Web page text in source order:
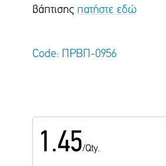
βάπτισης πατήστε εδώ
Code: ΠΡΒΠ-0956
1.45/Qty.